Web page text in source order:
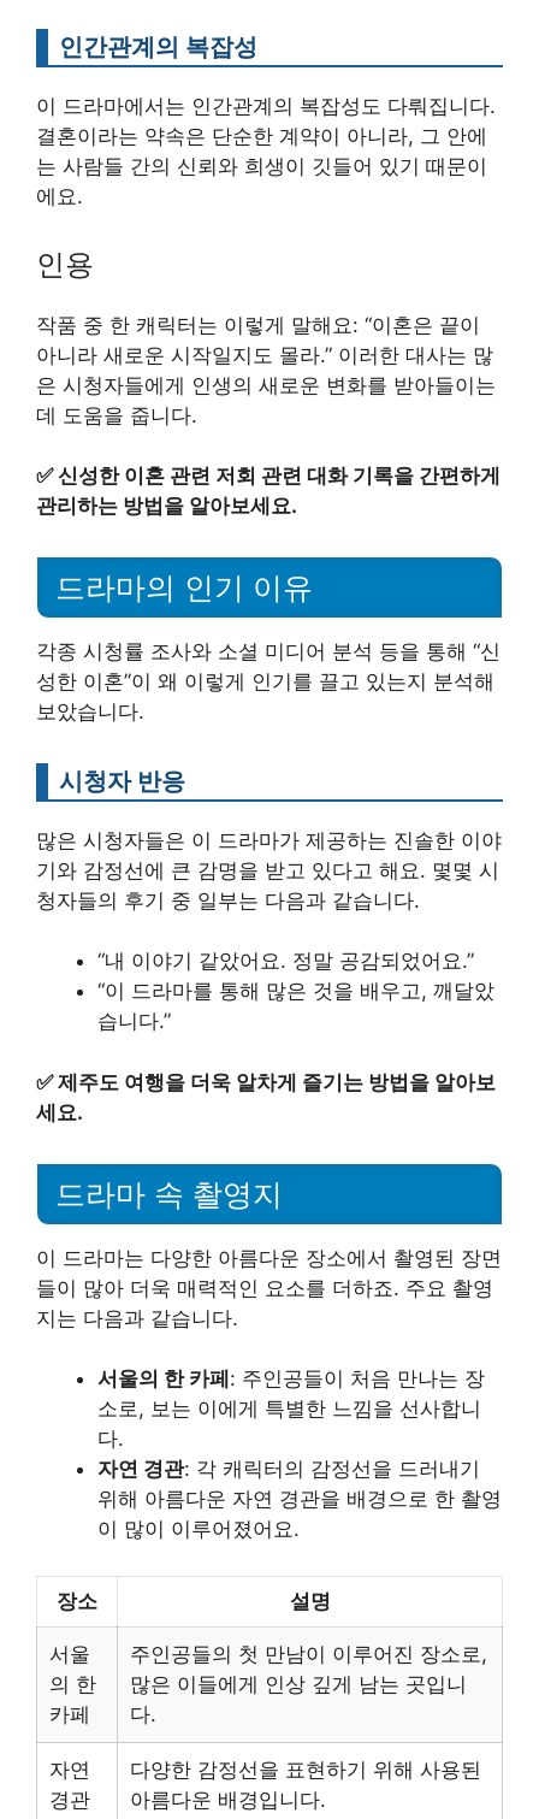
인간관계의 복잡성
이 드라마에서는 인간관계의 복잡성도 다뤄집니다.
결혼이라는 약속은 단순한 계약이 아니라, 그 안에
는 사람들 간의 신뢰와 희생이 깃들어 있기 때문이
에요.
인용
작품 중 한 캐릭터는 이렇게 말해요: “이혼은 끝이
아니라 새로운 시작일지도 몰라.” 이러한 대사는 많
은 시청자들에게 인생의 새로운 변화를 받아들이는
데 도움을 줍니다.
✅신성한 이혼 관련 저회 관련 대화 기록을 간편하게
관리하는 방법을 알아보세요.
드라마의 인기 이유
각종 시청률 조사와 소셜 미디어 분석 등을 통해 “신
성한 이혼”이 왜 이렇게 인기를 끌고 있는지 분석해
보았습니다.
시청자 반응
많은 시청자들은 이 드라마가 제공하는 진솔한 이야
기와 감정선에 큰 감명을 받고 있다고 해요. 몇몇 시
청자들의 후기 중 일부는 다음과 같습니다.
“내 이야기 같았어요. 정말 공감되었어요.”
“이 드라마를 통해 많은 것을 배우고, 깨달았
습니다.”
✅제주도 여행을 더욱 알차게 즐기는 방법을 알아보
세요.
드라마 속 촬영지
이 드라마는 다양한 아름다운 장소에서 촬영된 장면
들이 많아 더욱 매력적인 요소를 더하죠. 주요 촬영
지는 다음과 같습니다.
서울의 한 카페 : 주인공들이 처음 만나는 장
소로, 보는 이에게 특별한 느낌을 선사합니
다.
자연 경관: 각 캐릭터의 감정선을 드러내기
위해 아름다운 자연 경관을 배경으로 한 촬영
이 많이 이루어졌어요.
장소 설명
서울
의 한
카페
주인공들의 첫 만남이 이루어진 장소로,
많은 이들에게 인상 깊게 남는 곳입니
다.
자연
경관
다양한 감정선을 표현하기 위해 사용된
아름다운 배경입니다.